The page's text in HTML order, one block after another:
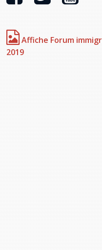
Marc-Alexandre
Stacy Smith
Affiche Forum
2019